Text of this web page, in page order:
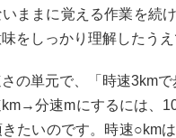
いままに覚える作業を続
をしっかり理解したう
の単元で、「時速3km
km→分速mにするには、
たいのです。時速○km